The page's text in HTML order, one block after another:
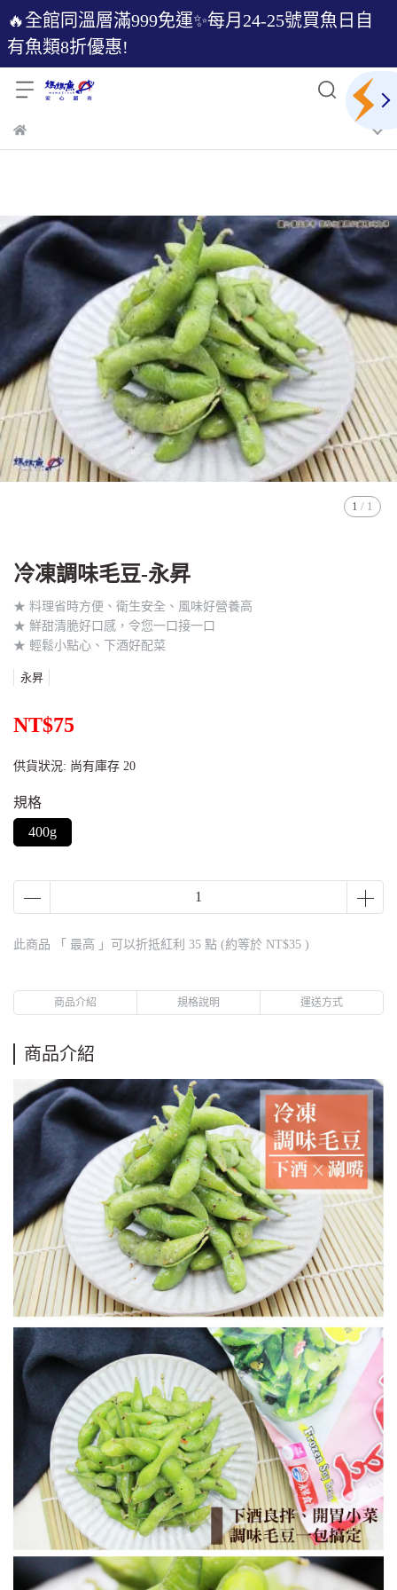
🔥全館同溫層滿999免運✨每月24-25號買魚日自
有魚類8折優惠!
1 / 1
冷凍調味毛豆-永昇
★ 料理省時方便、衛生安全、風味好營養高
★ 鮮甜清脆好口感，令您一口接一口
★ 輕鬆小點心、下酒好配菜
永昇
NT$75
供貨狀況: 尚有庫存 20
規格
400g
此商品 「 最高 」可以折抵紅利 35 點 (約等於 NT$35 )
商品介紹 規格說明 運送方式
商品介紹